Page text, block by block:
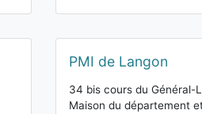
PMI de Langon
34 bis cours du Général-
Maison du département